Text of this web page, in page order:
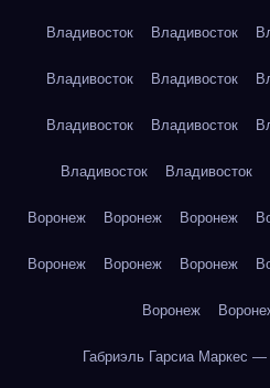
Владивосток Владивосток
Владивосток Владивосток
Владивосток Владивосток
Владивосток Владивосток
Воронеж Воронеж Воронеж
Воронеж Воронеж Воронеж
Воронеж
Габриэль Гарсиа Маркес